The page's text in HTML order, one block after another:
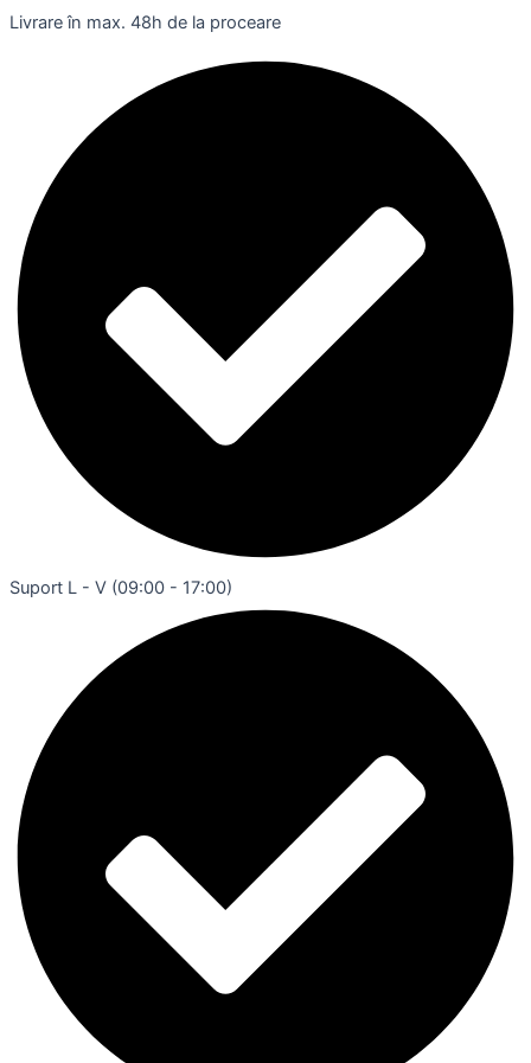
Livrare în max. 48h de la proceare
Suport L - V (09:00 - 17:00)